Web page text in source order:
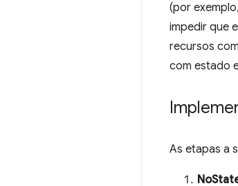
(por
impedir que
recursos
com estado
As etapas a